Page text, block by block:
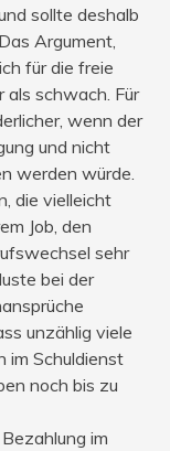
sollte deshalb
Argument,
für die freie
schwach. Für
wenn der
und nicht
werden würde.
die vielleicht
Job, den
sehr
bei der
unzählig viele
im Schuldienst
noch bis zu
im